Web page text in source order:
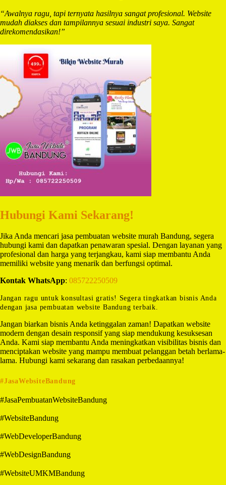
“Awalnya ragu, tapi ternyata hasilnya sangat profesional. Website
mudah diakses dan tampilannya sesuai industri saya. Sangat
direkomendasikan!”
Hubungi Kami Sekarang!
Jika Anda mencari jasa pembuatan website murah Bandung, segera
hubungi kami dan dapatkan penawaran spesial. Dengan layanan yang
profesional dan harga yang terjangkau, kami siap membantu Anda
memiliki website yang menarik dan berfungsi optimal.
Kontak WhatsApp: 085722250509
Jangan ragu untuk konsultasi gratis! Segera tingkatkan bisnis Anda
dengan jasa pembuatan website Bandung terbaik.
Jangan biarkan bisnis Anda ketinggalan zaman! Dapatkan website
modern dengan desain responsif yang siap mendukung kesuksesan
Anda. Kami siap membantu Anda meningkatkan visibilitas bisnis dan
menciptakan website yang mampu membuat pelanggan betah berlama-
lama. Hubungi kami sekarang dan rasakan perbedaannya!
#JasaWebsiteBandung
#JasaPembuatanWebsiteBandung
#WebsiteBandung
#WebDeveloperBandung
#WebDesignBandung
#WebsiteUMKMBandung